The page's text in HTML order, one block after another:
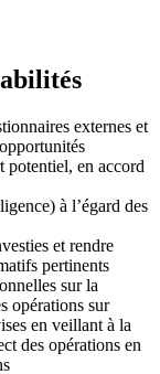
externes et
potentiel, en accord
à l’égard des
et rendre
pertinents
sur la
opérations sur
en veillant à la
des opérations en